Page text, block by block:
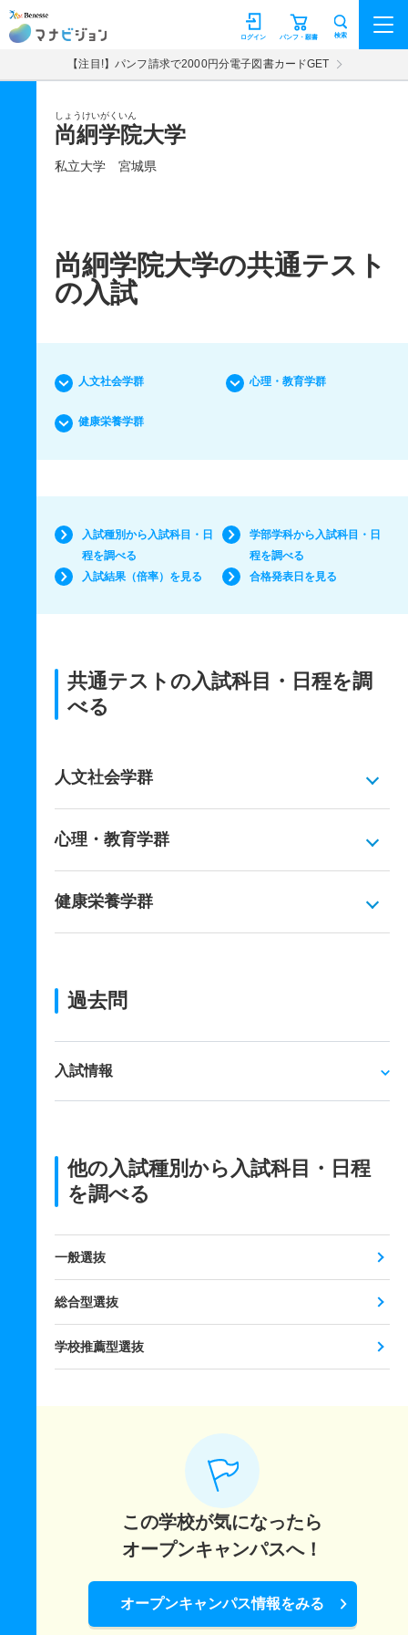
マナビジョン パンフ・願書
ログイン 検索
【注目!】パンフ請求で2000円分電子図書カードGET
しょうけいがくいん
尚絅学院大学
私立大学 宮城県
尚絅学院大学の共通テスト
の入試
人文社会学群 心理・教育学群
健康栄養学群
入試種別から入試科目・日
程を調べる
学部学科から入試科目・日
程を調べる
入試結果（倍率）を見る
合格発表日を見る
共通テストの入試科目・日程を調
べる
人文社会学群
心理・教育学群
健康栄養学群
過去問
入試情報
他の入試種別から入試科目・日程
を調べる
一般選抜
総合型選抜
学校推薦型選抜
この学校が気になったら
オープンキャンパスへ！
オープンキャンパス情報をみる